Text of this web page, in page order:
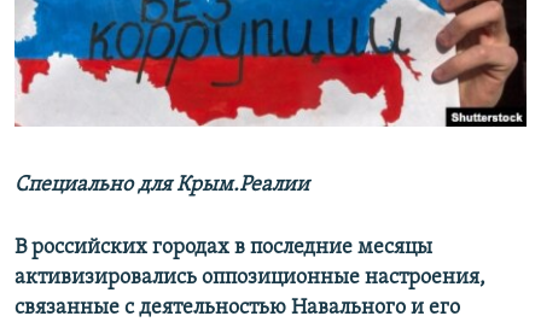
ПОБЕДИТЕЛЕЙ НЕ СУДЯТ?
КРЫМ.НЕПОКОРЕННЫЙ
ПРИСОЕДИНЯЙТЕСЬ!
Все сайты RFE/RL
Специально для Крым.Реалии
В российских городах в последние месяцы
активизировались оппозиционные настроения,
связанные с деятельностью Навального и его